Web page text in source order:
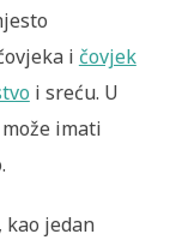
i čovjek
i sreću. U
imati
kao jedan